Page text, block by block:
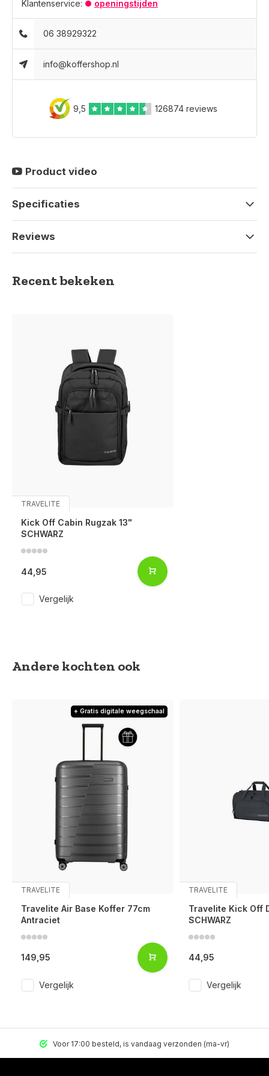
Klantenservice: openingstijden
06 38929322
info@koffershop.nl
9,5 126874 reviews
Product video
Specificaties
Reviews
Recent bekeken
TRAVELITE
Kick Off Cabin Rugzak 13"
SCHWARZ
44,95
Vergelijk
Andere kochten ook
+ Gratis digitale weegschaal
TRAVELITE
Travelite Air Base Koffer 77cm
Antraciet
149,95
Vergelijk
TRAVELITE
Travelite Kick Off
SCHWARZ
44,95
Vergelijk
Voor 17:00 besteld, is vandaag verzonden (ma-vr)